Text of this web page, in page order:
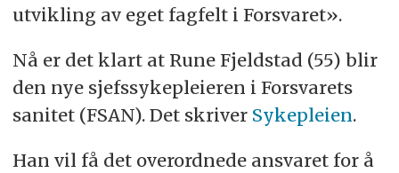
utvikling av eget fagfelt i Forsvaret».
Nå er det klart at Rune Fjeldstad (55) blir
den nye sjefssykepleieren i Forsvarets
sanitet (FSAN). Det skriver Sykepleien.
Han vil få det overordnede ansvaret for å